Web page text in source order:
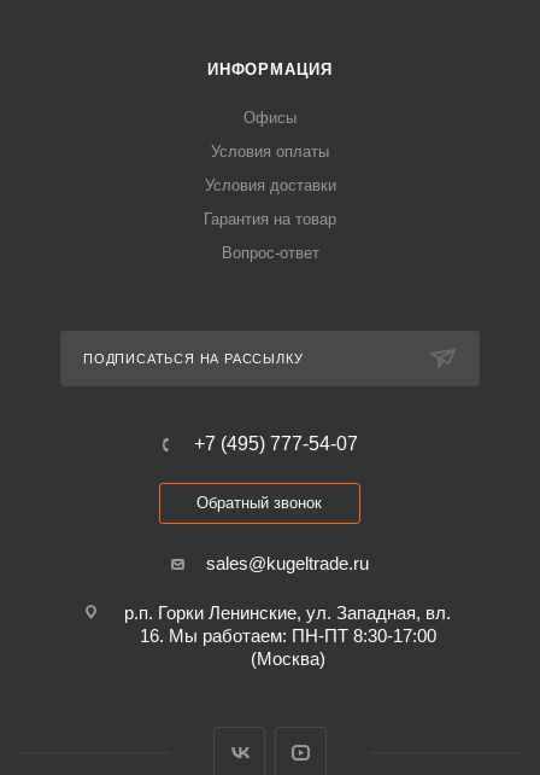
ИНФОРМАЦИЯ
Офисы
Условия оплаты
Условия доставки
Гарантия на товар
Вопрос-ответ
ПОДПИСАТЬСЯ НА РАССЫЛКУ
+7 (495) 777-54-07
Обратный звонок
sales@kugeltrade.ru
р.п. Горки Ленинские, ул. Западная, вл.
16. Мы работаем: ПН-ПТ 8:30-17:00
(Москва)